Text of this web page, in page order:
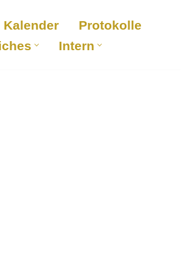
Kalender
Protokolle
Intern